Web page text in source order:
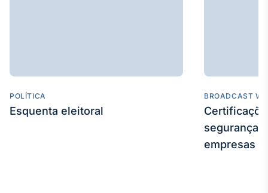
POLÍTICA
Esquenta eleitoral
BROADCAST
segurança
empresas